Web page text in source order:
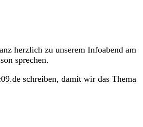
herzlich zu unserem Infoabend am
sprechen.
schreiben, damit wir das Thema